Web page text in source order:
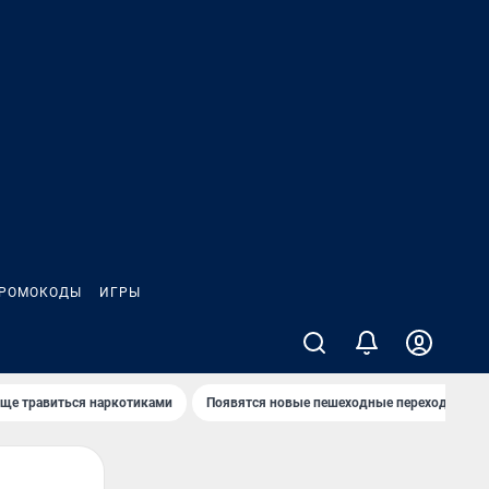
ИГРЫ
травиться наркотиками Появятся новые пешеходные переходы